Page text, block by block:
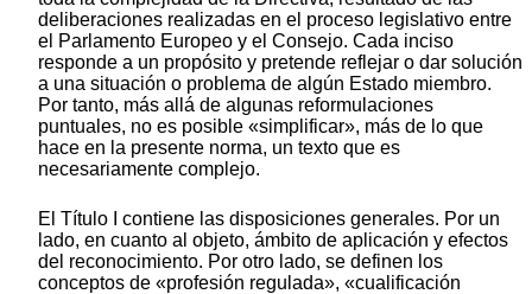
deliberaciones realizadas en el proceso legislativo entre
el Parlamento Europeo y el Consejo. Cada inciso
responde a un propósito y pretende reflejar o dar solución
a una situación o problema de algún Estado miembro.
Por tanto, más allá de algunas reformulaciones
puntuales, no es posible «simplificar», más de lo que
hace en la presente norma, un texto que es
necesariamente complejo.
El Título I contiene las disposiciones generales. Por un
lado, en cuanto al objeto, ámbito de aplicación y efectos
del reconocimiento. Por otro lado, se definen los
conceptos de «profesión regulada», «cualificación